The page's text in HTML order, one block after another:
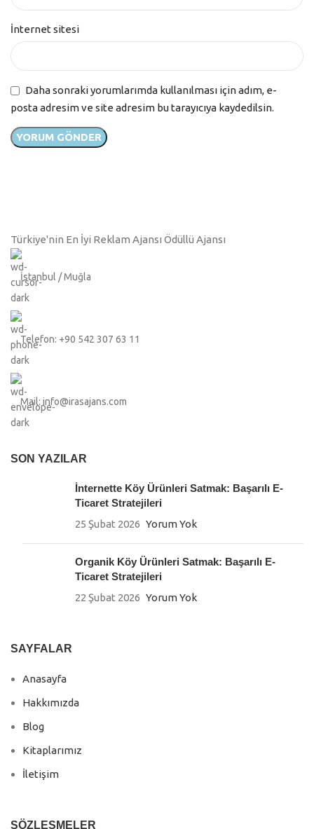
İnternet sitesi
Daha sonraki yorumlarımda kullanılması için adım, e-
posta adresim ve site adresim bu tarayıcıya kaydedilsin.
Türkiye'nin En İyi Reklam Ajansı Ödüllü Ajansı
İstanbul / Muğla
Telefon: +90 542 307 63 11
Mail: info@irasajans.com
SON YAZILAR
İnternette Köy Ürünleri Satmak: Başarılı E-
Ticaret Stratejileri
25 Şubat 2026 Yorum Yok
Organik Köy Ürünleri Satmak: Başarılı E-
Ticaret Stratejileri
22 Şubat 2026 Yorum Yok
SAYFALAR
Anasayfa
Hakkımızda
Blog
Kitaplarımız
İletişim
SÖZLEŞMELER